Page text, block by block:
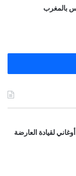
بالمغرب
لقيادة العارضة